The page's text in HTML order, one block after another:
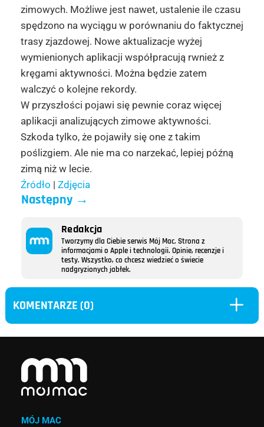
zimowych. Możliwe jest nawet, ustalenie ile czasu
spędzono na wyciągu w porównaniu do faktycznej
trasy zjazdowej. Nowe aktualizacje wyżej
wymienionych aplikacji współpracują rwnież z
kręgami aktywności. Można będzie zatem
walczyć o kolejne rekordy.
W przyszłości pojawi się pewnie coraz więcej
aplikacji analizujących zimowe aktywności.
Szkoda tylko, że pojawiły się one z takim
poślizgiem. Ale nie ma co narzekać, lepiej późną
zimą niż w lecie.
Źródło | Zdjęcia
Następny→
Redakcja
Tworzymy dla Ciebie serwis Mój Mac. Strona z
informacjami o Apple i technologii. Opinie, recenzje i
testy. Wszystko, co chcesz wiedzieć o świecie
nadgryzionych jabłek.
KOMENTARZE (0) L
MÓJ MAC